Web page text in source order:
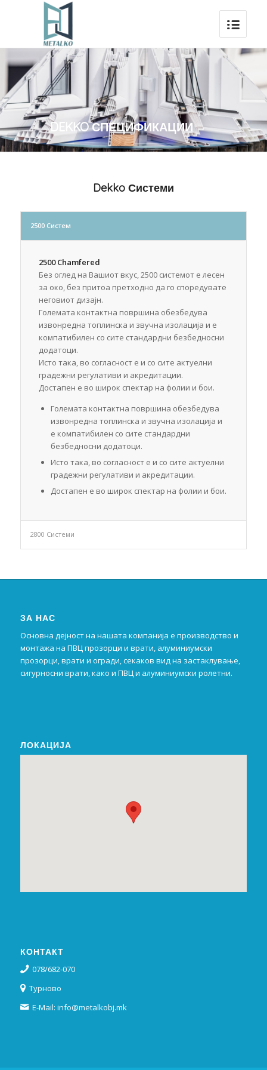
DEKKO СПЕЦИФИКАЦИИ
Dekko Системи
2500 Систем
2500 Chamfered
Без оглед на Вашиот вкус, 2500 системот е лесен
за око, без притоа претходно да го споредувате
неговиот дизајн.
Големата контактна површина обезбедува
извонредна топлинска и звучна изолација и е
компатибилен со сите стандардни безбедносни
додатоци.
Исто така, во согласност е и со сите актуелни
градежни регулативи и акредитации.
Достапен е во широк спектар на фолии и бои.
Големата контактна површина обезбедува
извонредна топлинска и звучна изолација и
е компатибилен со сите стандардни
безбедносни додатоци.
Исто така, во согласност е и со сите актуелни
градежни регулативи и акредитации.
Достапен е во широк спектар на фолии и бои.
2800 Системи
ЗА НАС
Основна дејност на нашата компанија е производство и
монтажа на ПВЦ прозорци и врати, алуминиумски
прозорци, врати и огради, секаков вид на застаклување,
сигурносни врати, како и ПВЦ и алуминиумски ролетни.
ЛОКАЦИЈА
КОНТАКТ
078/682-070
Турново
E-Mail: info@metalkobj.mk